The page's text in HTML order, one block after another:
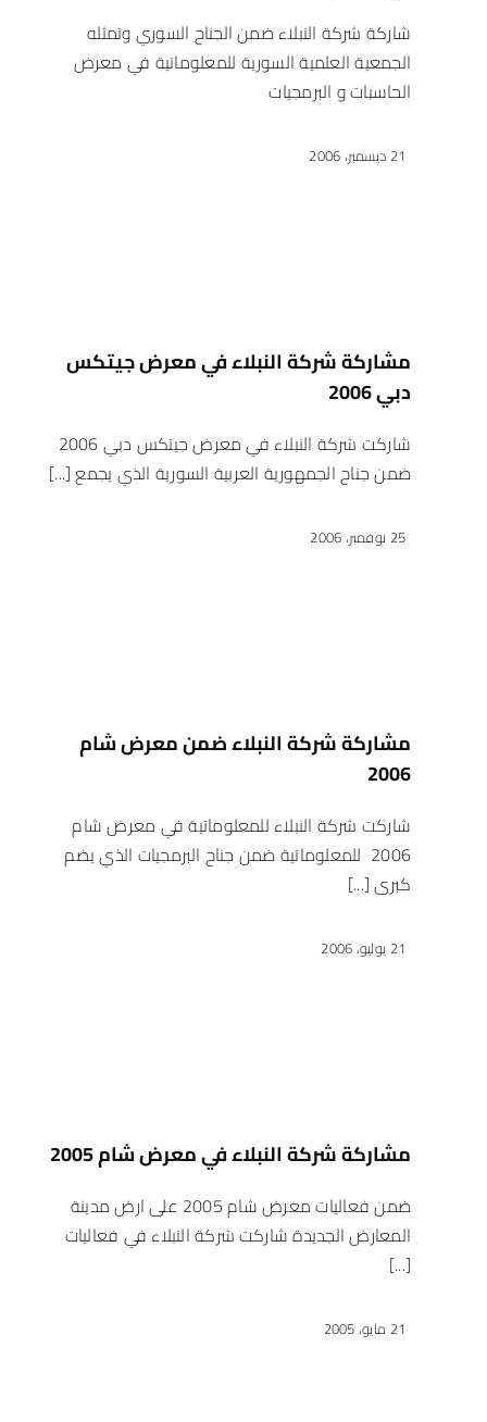
شاركة شركة النبلاء ضمن الجناح السوري وتمثله
الجمعية العلمية السورية للمعلوماتية في معرض
الحاسبات و البرمجيات
21 ديسمبر، 2006
مشاركة شركة النبلاء في معرض جيتكس
دبي 2006
شاركت شركة النبلاء في معرض جيتكس دبي 2006
ضمن جناح الجمهورية العربية السورية الذي يجمع [...]
25 نوفمبر، 2006
مشاركة شركة النبلاء ضمن معرض شام
2006
شاركت شركة النبلاء للمعلوماتية في معرض شام
2006 للمعلوماتية ضمن جناح البرمجيات الذي يضم
كبرى [...]
21 يوليو، 2006
مشاركة شركة النبلاء في معرض شام 2005
ضمن فعاليات معرض شام 2005 على ارض مدينة
المعارض الجديدة شاركت شركة النبلاء في فعاليات
[...]
21 مايو، 2005